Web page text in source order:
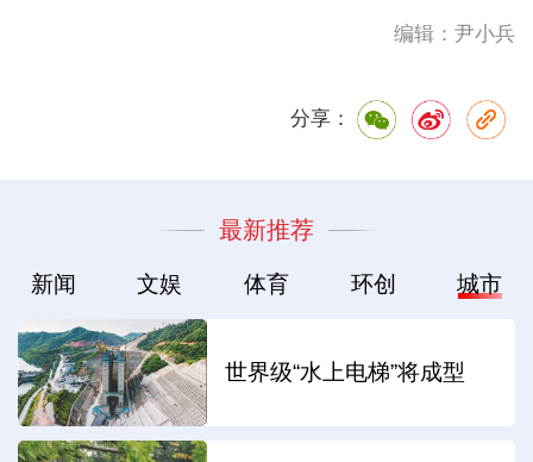
编辑：尹小兵
分享：
最新推荐
新闻 文娱 体育 环创 城市
世界级“水上电梯”将成型